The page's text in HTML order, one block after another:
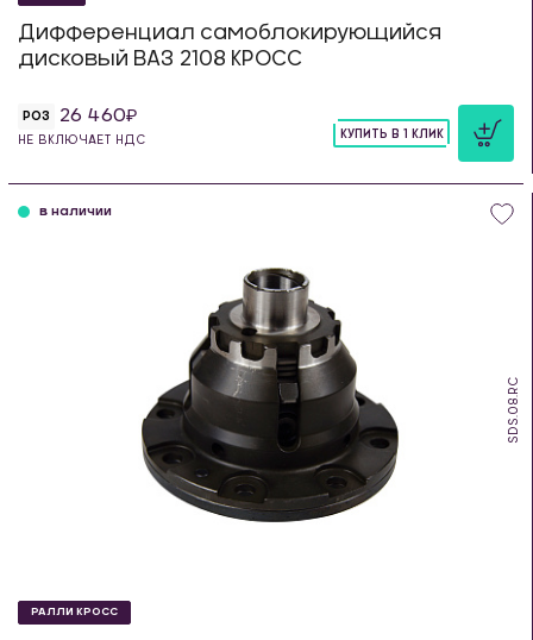
Дифференциал самоблокирующийся
дисковый ВАЗ 2108 КРОСС
РОЗ 26 460
НЕ ВКЛЮЧАЕТ НДС
КУПИТЬ В 1 КЛИК
SDS.08.RC
в наличии
РАЛЛИ КРОСС